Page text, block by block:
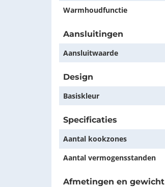
Warmhoudfunctie
Aansluitingen
Aansluitwaarde
Design
Basiskleur
Specificaties
Aantal kookzones
Aantal vermogensstanden
Afmetingen en gewicht